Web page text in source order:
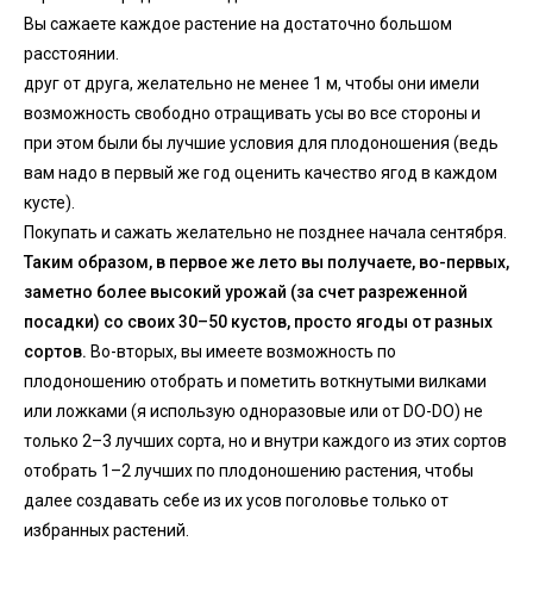
Вы сажаете каждое растение на достаточно большом
расстоянии.
друг от друга, желательно не менее 1 м, чтобы они имели
возможность свободно отращивать усы во все стороны и
при этом были бы лучшие условия для плодоношения (ведь
вам надо в первый же год оценить качество ягод в каждом
кусте).
Покупать и сажать желательно не позднее начала сентября.
Таким образом, в первое же лето вы получаете, во-первых,
заметно более высокий урожай (за счет разреженной
посадки) со своих 30–50 кустов, просто ягоды от разных
сортов. Во-вторых, вы имеете возможность по
плодоношению отобрать и пометить воткнутыми вилками
или ложками (я использую одноразовые или от DO-DO) не
только 2–3 лучших сорта, но и внутри каждого из этих сортов
отобрать 1–2 лучших по плодоношению растения, чтобы
далее создавать себе из их усов поголовье только от
избранных растений.